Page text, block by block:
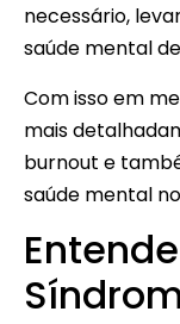
necessário,
saúde mental
Com isso em
mais
burnout e
saúde mental